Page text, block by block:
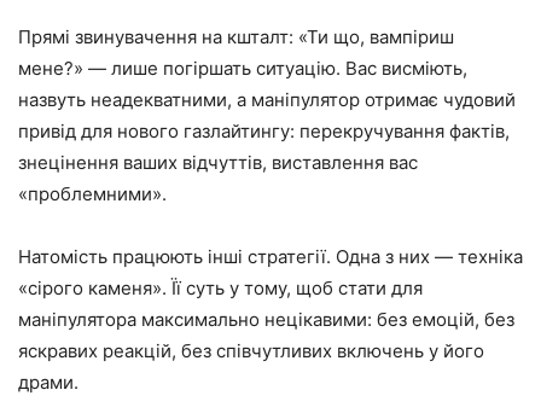
Прямі звинувачення на кшталт: «Ти що, вампіриш
мене?» — лише погіршать ситуацію. Вас висміють,
назвуть неадекватними, а маніпулятор отримає чудовий
привід для нового газлайтингу: перекручування фактів,
знецінення ваших відчуттів, виставлення вас
«проблемними».
Натомість працюють інші стратегії. Одна з них — техніка
«сірого каменя». Її суть у тому, щоб стати для
маніпулятора максимально нецікавими: без емоцій, без
яскравих реакцій, без співчутливих включень у його
драми.